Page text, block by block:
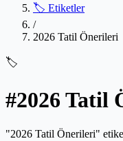
🏷️ Etiketler
/
2026 Tatil Önerileri
🏷️
#2026 Tatil
"2026 Tatil Önerileri"